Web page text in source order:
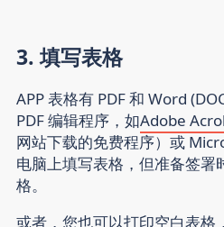
3. 填写表格
APP 表格有 PDF 和 Word
PDF 编辑程序，如Adobe
网站下载的免费程序）或
电脑上填写表格，但准备签署
格。
或者，您也可以打印空白表格